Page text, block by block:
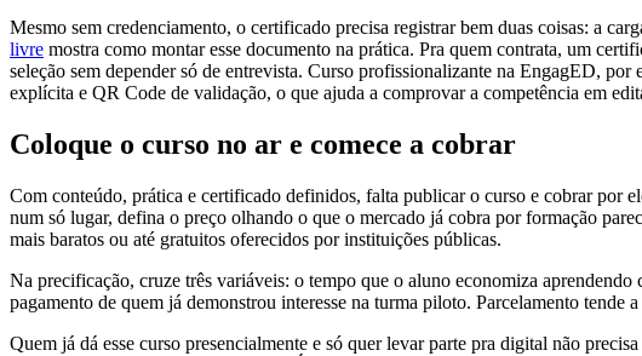
Mesmo sem credenciamento, o certificado precisa registrar bem duas coisas: a
livre mostra como montar esse documento na prática. Pra quem contrata, um
seleção sem depender só de entrevista. Curso profissionalizante na EngagED,
explícita e QR Code de validação, o que ajuda a comprovar a competência em
Coloque o curso no ar e comece a cobrar
Com conteúdo, prática e certificado definidos, falta publicar o curso e cobrar por
num só lugar, defina o preço olhando o que o mercado já cobra por formação
mais baratos ou até gratuitos oferecidos por instituições públicas.
Na precificação, cruze três variáveis: o tempo que o aluno economiza
pagamento de quem já demonstrou interesse na turma piloto. Parcelamento
Quem já dá esse curso presencialmente e só quer levar parte pra digital não